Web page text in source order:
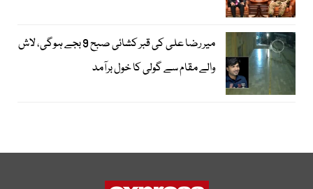
میر رضا علی کی قبر کشائی صبح 9 بجے ہوگی، لاش
والے مقام سے گولی کا خول برآمد